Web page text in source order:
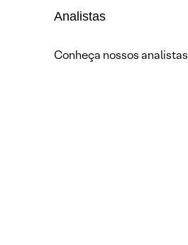
Analistas
Conheça nossos analistas